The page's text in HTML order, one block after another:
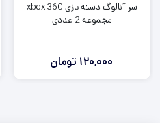
سر آنالوگ دسته بازی xbox 360
مجموعه 2 عددی
120,000 تومان